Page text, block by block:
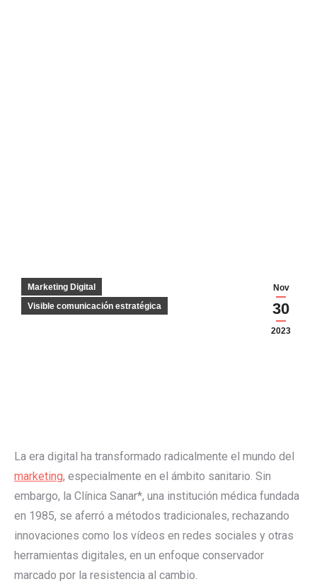
Nov
30
2023
Marketing Digital
Visible comunicación estratégica
La era digital ha transformado radicalmente el mundo del
marketing, especialmente en el ámbito sanitario. Sin
embargo, la Clínica Sanar*, una institución médica fundada
en 1985, se aferró a métodos tradicionales, rechazando
innovaciones como los vídeos en redes sociales y otras
herramientas digitales, en un enfoque conservador
marcado por la resistencia al cambio.